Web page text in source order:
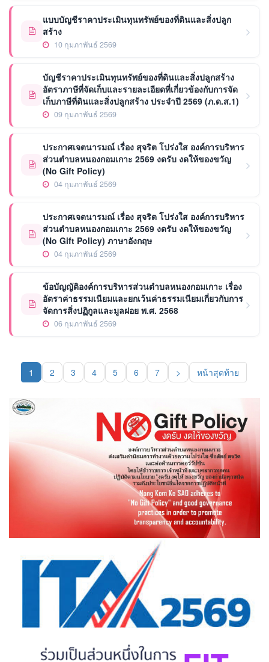
แบบบัญชีราคาประเมินทุนทรัพย์ของที่ดินและสิ่งปลูก
สร้าง
10 กุมภาพันธ์ 2569
บัญชีราคาประเมินทุนทรัพย์ของที่ดินและสิ่งปลูกสร้าง
อัตราภาษีที่จัดเก็บและรายละเอียดที่เกี่ยวข้องกับการจัด
เก็บภาษีที่ดินและสิ่งปลูกสร้าง ประจำปี 2569 (ภ.ด.ส.1)
09 กุมภาพันธ์ 2569
ประกาศเจตนารมณ์ เรื่อง สุจริต โปร่งใส องค์การบริหาร
ส่วนตำบลหนองกอมเกาะ 2569 งดรับ งดให้ของขวัญ
(No Gift Policy)
04 กุมภาพันธ์ 2569
ประกาศเจตนารมณ์ เรื่อง สุจริต โปร่งใส องค์การบริหาร
ส่วนตำบลหนองกอมเกาะ 2569 งดรับ งดให้ของขวัญ
(No Gift Policy) ภาษาอังกฤษ
04 กุมภาพันธ์ 2569
ข้อบัญญัติองค์การบริหารส่วนตำบลหนองกอมเกาะ เรื่อง
อัตราค่าธรรมเนียมและยกเว้นค่าธรรมเนียมเกี่ยวกับการ
จัดการสิ่งปฏิกูลและมูลฝอย พ.ศ. 2568
06 กุมภาพันธ์ 2569
1 (current)
2 3 4 5 6 7 > หน้าสุดท้าย